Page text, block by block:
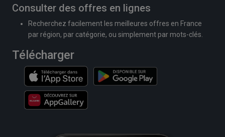
Consulter des offres en lignes
Recherchez facilement les meilleures offres en France
par région, par catégorie, ou simplement par mots-clés.
Télécharger